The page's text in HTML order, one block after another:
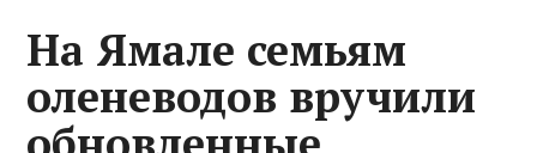
На Ямале семьям
оленеводов вручили